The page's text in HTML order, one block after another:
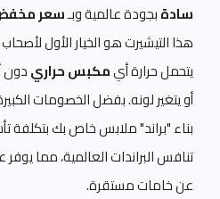
سادةبجودة عالمية وبـسعر
هذا التيشيرت هو الخيار الأول
يتحمل حرارة أيمكبس حراريدون
أو يتغير لونه. بفضل الخصومات
بناء "براند" ملابس خاص بك
تنافس البراندات العالمية، مما
عن خامات مستقرة.